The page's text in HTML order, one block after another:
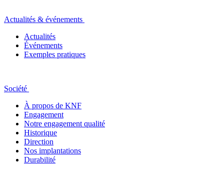
Actualités & événements
Actualités
Événements
Exemples pratiques
Société
À propos de KNF
Engagement
Notre engagement qualité
Historique
Direction
Nos implantations
Durabilité